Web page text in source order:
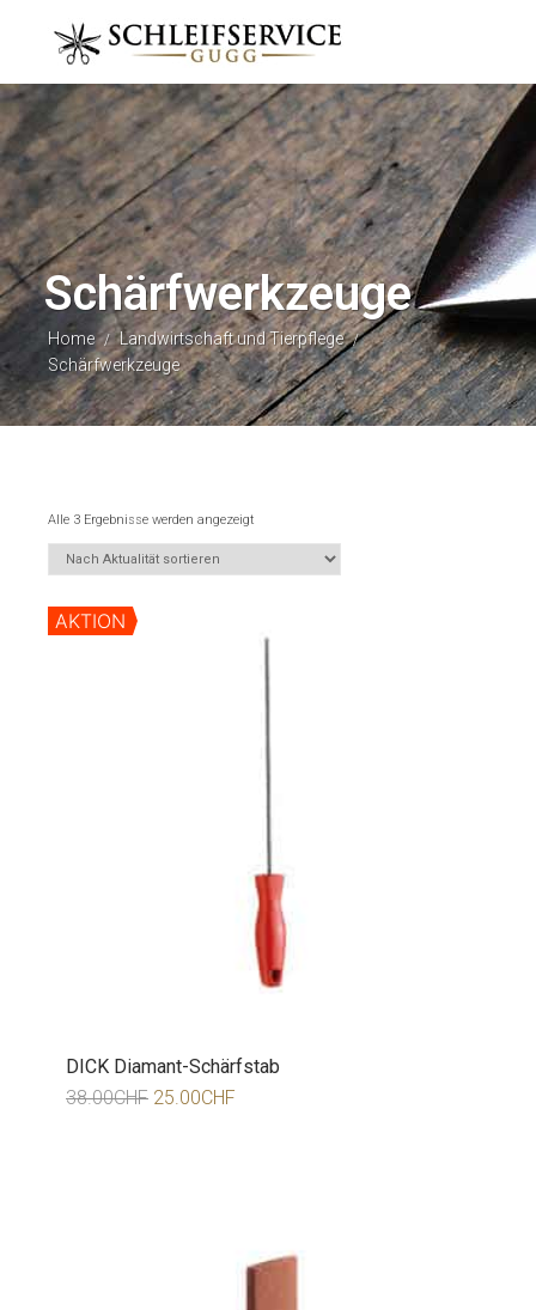
Schärfwerkzeuge
Home / Landwirtschaft und Tierpflege /
Schärfwerkzeuge
Alle 3 Ergebnisse werden angezeigt
AKTION
DICK Diamant-Schärfstab
38.00CHF 25.00CHF